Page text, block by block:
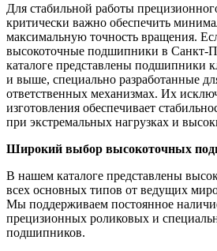
Для стабильной работы
критически важно обеспечить
максимальную точность вращения.
высокоточные подшипники в Санкт-
каталоге представлены подшипники
и выше, специально разработанные
ответственных механизмах. Их
изготовления обеспечивает
при экстремальных нагрузках и
Широкий выбор высокоточных
В нашем каталоге представлены
всех основных типов от ведущих
Мы поддерживаем постоянное
прецизионных роликовых и
подшипников.